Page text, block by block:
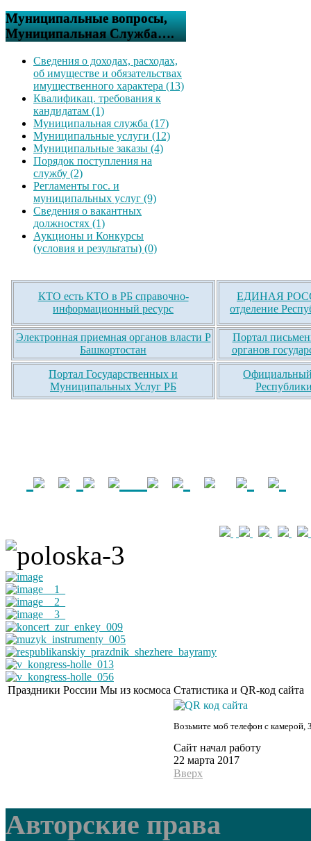
Муниципальные вопросы,
Муниципальная Служба….
Сведения о доходах, расходах,
об имуществе и обязательствах
имущественного характера (13)
Квалификац. требования к
кандидатам (1)
Муниципальная служба (17)
Муниципальные услуги (12)
Муниципальные заказы (4)
Порядок поступления на
службу (2)
Регламенты гос. и
муниципальных услуг (9)
Сведения о вакантных
должностях (1)
Аукционы и Конкурсы
(условия и результаты) (0)
КТО есть КТО в РБ справочно-
информационный ресурс
ЕДИНАЯ
отделение
Электронная приемная органов власти Р
Башкортостан
Портал
органов
Портал Государственных и
Муниципальных Услуг РБ
Официальный
Праздники России Мы из космоса Статистика и QR-код сайта
Возьмите моб телефон с камерой,
Сайт начал работу
22 марта 2017
Вверх
Авторские права